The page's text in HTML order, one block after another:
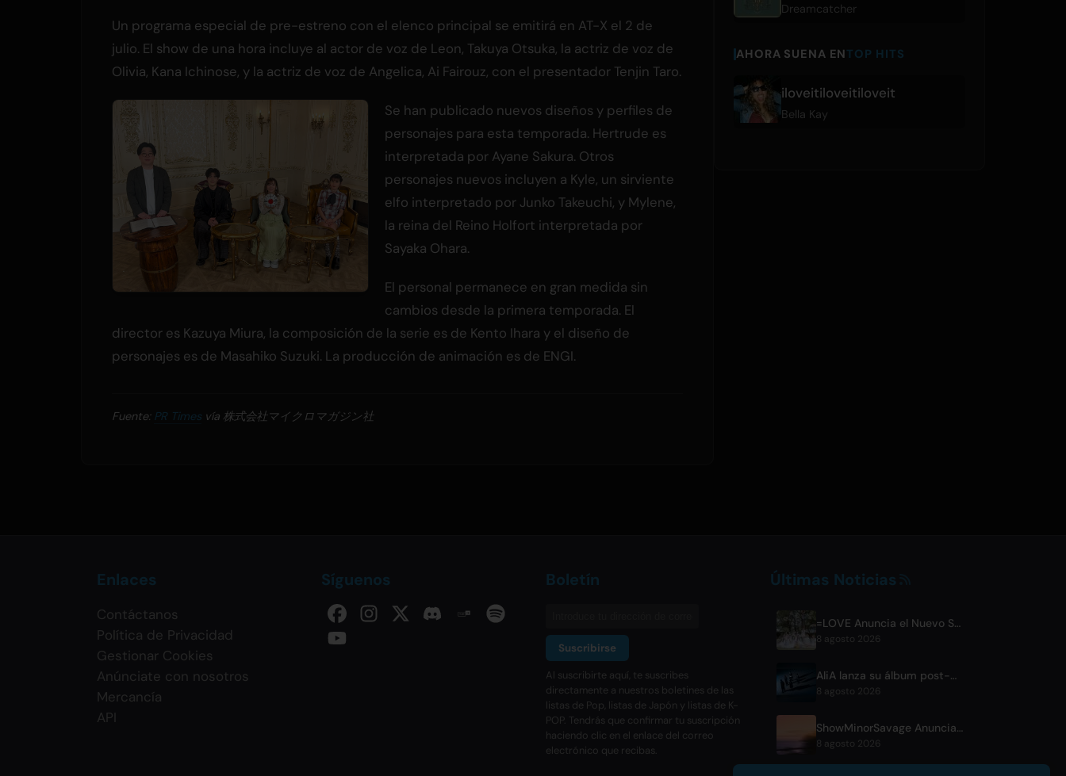
Un programa especial de pre-estreno con el elenco principal se emitirá en AT-X el 2 de
julio. El show de una hora incluye al actor de voz de Leon, Takuya Otsuka, la actriz de voz de
Olivia, Kana Ichinose, y la actriz de voz de Angelica, Ai Fairouz, con el presentador Tenjin Taro.
Se han publicado nuevos diseños y perfiles de
personajes para esta temporada. Hertrude es
interpretada por Ayane Sakura. Otros
personajes nuevos incluyen a Kyle, un sirviente
elfo interpretado por Junko Takeuchi, y Mylene,
la reina del Reino Holfort interpretada por
Sayaka Ohara.
El personal permanece en gran medida sin
cambios desde la primera temporada. El
director es Kazuya Miura, la composición de la serie es de Kento Ihara y el diseño de
personajes es de Masahiko Suzuki. La producción de animación es de ENGI.
Fuente: PR Times vía 株式会社マイクロマガジン社
Dreamcatcher
AHORA SUENA ENTOP HITS
iloveitiloveitiloveit
Bella Kay
Enlaces
Contáctanos
Política de Privacidad
Gestionar Cookies
Anúnciate con nosotros
Mercancía
API
Síguenos Boletín
Suscribirse
Al suscribirte aquí, te suscribes
directamente a nuestros boletines de las
listas de Pop, listas de Japón y listas de K-
POP. Tendrás que confirmar tu suscripción
haciendo clic en el enlace del correo
electrónico que recibas.
Últimas Noticias
=LOVE Anuncia el Nuevo Sencillo 'Koi, Hajimemashita.' y Conciertos en el Tokyo Dome
8 agosto 2026
AliA lanza su álbum post-pausa 'mate' y anuncia concierto en Tokio
8 agosto 2026
ShowMinorSavage Anuncia Nuevo Sencillo Digital 'Gradation'
8 agosto 2026